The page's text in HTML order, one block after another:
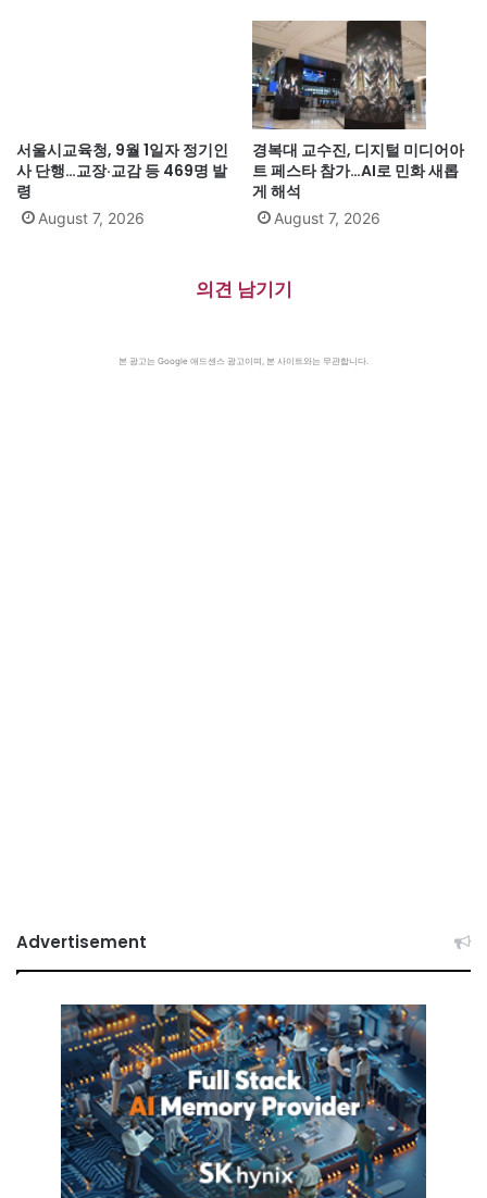
서울시교육청, 9월 1일자 정기인
사 단행…교장·교감 등 469명 발
령
August 7, 2026
경복대 교수진, 디지털 미디어아
트 페스타 참가…AI로 민화 새롭
게 해석
August 7, 2026
의견 남기기
본 광고는 Google 애드센스 광고이며, 본 사이트와는 무관합니다.
Advertisement